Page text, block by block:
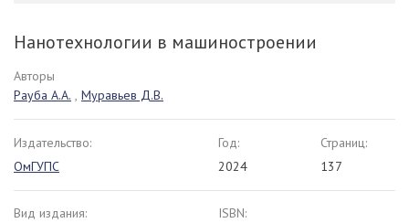
Нанотехнологии в машиностроении
Авторы
Рауба А.А. , Муравьев Д.В.
Издательство:
ОмГУПС
Год:
2024
Страниц:
137
Вид издания:
ISBN: